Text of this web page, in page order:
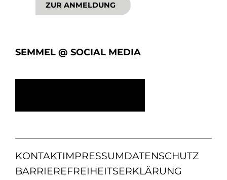
ZUR ANMELDUNG
SEMMEL @ SOCIAL MEDIA
KONTAKTIMPRESSUMDATENSCHUTZ
BARRIEREFREIHEITSERKLÄRUNG